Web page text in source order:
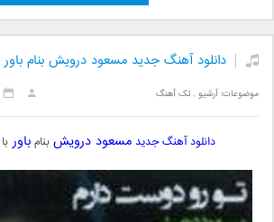
دانلود آهنگ جدید مسعود درویش بنام باور
موضوعات:آرشیو ,تک آهنگ
دانلود آهنگ جدید مسعود درویشبنامباور